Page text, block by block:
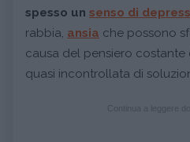
spesso un senso di
rabbia, ansia che possono
causa del pensiero costante
quasi incontrollata di